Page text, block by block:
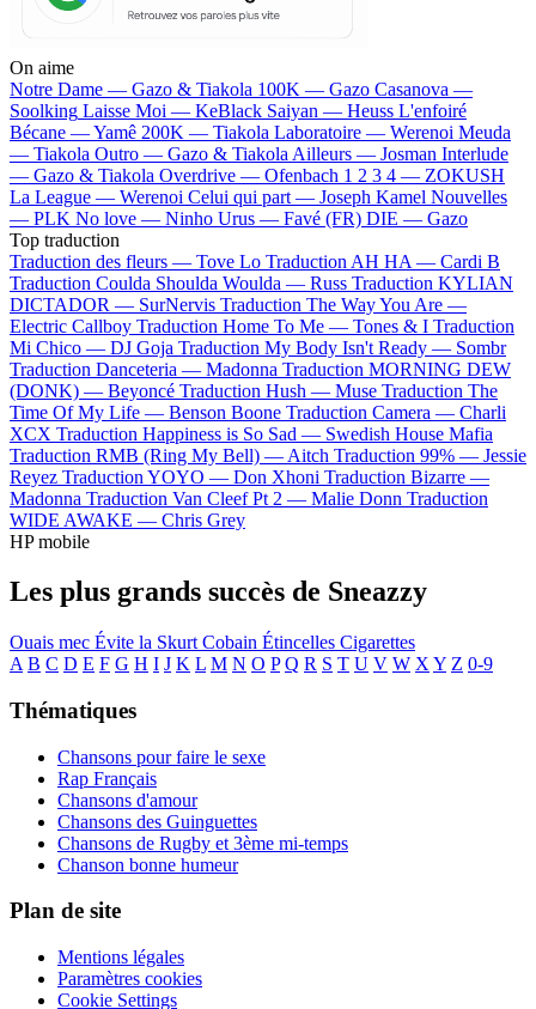
On aime
Notre Dame — Gazo & Tiakola 100K — Gazo Casanova —
Soolking Laisse Moi — KeBlack Saiyan — Heuss L'enfoiré
Bécane —Yamê 200K — Tiakola Laboratoire — Werenoi Meuda
— Tiakola Outro — Gazo & Tiakola Ailleurs — Josman Interlude
— Gazo & Tiakola Overdrive — Ofenbach 1 2 3 4 — ZOKUSH
La League — Werenoi Celui qui part — Joseph Kamel Nouvelles
— PLK No love — Ninho Urus — Favé (FR) DIE — Gazo
Top traduction
Traduction des fleurs — Tove Lo Traduction AH HA — Cardi B
Traduction Coulda Shoulda Woulda — Russ Traduction KYLIAN
DICTADOR — SurNervis Traduction The Way You Are —
Electric Callboy Traduction Home To Me — Tones & I Traduction
Mi Chico — DJ Goja Traduction My Body Isn't Ready — Sombr
Traduction Danceteria — Madonna Traduction MORNING DEW
(DONK) — Beyoncé Traduction Hush — Muse Traduction The
Time Of My Life — Benson Boone Traduction Camera — Charli
XCX Traduction Happiness is So Sad — Swedish House Mafia
Traduction RMB (Ring My Bell) — Aitch Traduction 99% — Jessie
Reyez Traduction YOYO — Don Xhoni Traduction Bizarre —
Madonna Traduction Van Cleef Pt 2 — Malie Donn Traduction
WIDE AWAKE — Chris Grey
HP mobile
Les plus grands succès de Sneazzy
Ouais mec Évite la Skurt Cobain Étincelles Cigarettes
A B C D E F G H I J K L M N O P Q R S T U V W X Y Z 0-9
Thématiques
Chansons pour faire le sexe
Rap Français
Chansons d'amour
Chansons des Guinguettes
Chansons de Rugby et 3ème mi-temps
Chanson bonne humeur
Plan de site
Mentions légales
Paramètres cookies
Cookie Settings